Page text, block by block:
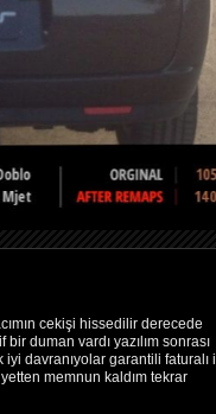
cekişi hissedilir derecede
duman vardı yazılım sonrası
davranıyolar garantili faturalı
memnun kaldım tekrar